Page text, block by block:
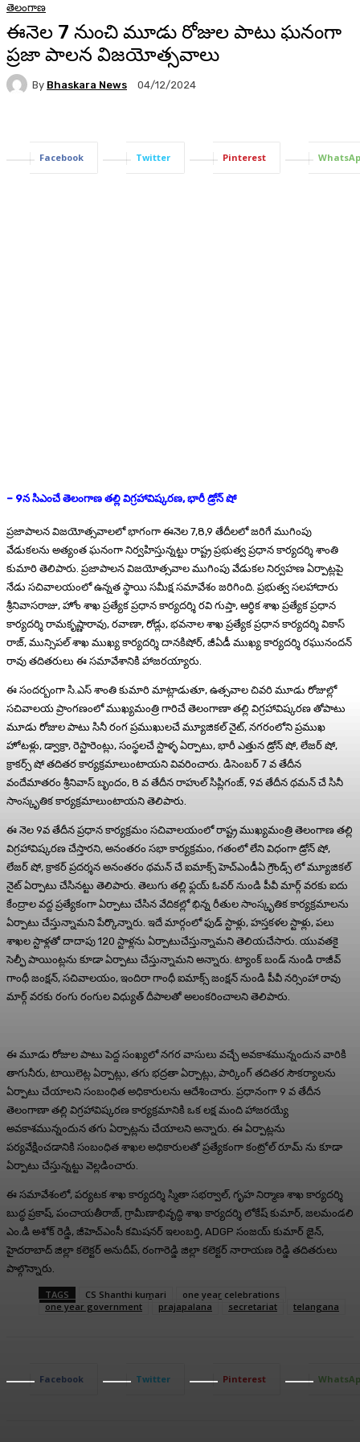
తెలంగాణ
ఈనెల 7 నుంచి మూడు రోజుల పాటు ఘనంగా
ప్రజా పాలన విజయోత్సవాలు
By Bhaskara News 04/12/2024
Facebook Twitter Pinterest
– 9న సిఎంచే తెలంగాణ తల్లి విగ్రహావిష్కరణ, భారీ డ్రోన్ షో
ప్రజాపాలన విజయోత్సవాలలో భాగంగా ఈనెల 7,8,9 తేదీలలో జరిగే ముగింపు
వేడుకలను అత్యంత ఘనంగా నిర్వహిస్తున్నట్టు రాష్ట్ర ప్రభుత్వ ప్రధాన కార్యదర్శి శాంతి
కుమారి తెలిపారు. ప్రజాపాలన విజయోత్సవాల ముగింపు వేడుకల నిర్వహణ ఏర్పాట్లపై
నేడు సచివాలయంలో ఉన్నత స్థాయి సమీక్ష సమావేశం జరిగింది. ప్రభుత్వ సలహాదారు
శ్రీనివాసరాజు, హోం శాఖ ప్రత్యేక ప్రధాన కార్యదర్శి రవి గుప్తా, ఆర్ధిక శాఖ ప్రత్యేక ప్రధాన
కార్యదర్శి రామకృష్ణారావు, రవాణా, రోడ్లు, భవనాల శాఖ ప్రత్యేక ప్రధాన కార్యదర్శి వికాస్
రాజ్, మున్సిపల్ శాఖ ముఖ్య కార్యదర్శి దానకిషోర్, జీఏడీ ముఖ్య కార్యదర్శి రఘునందన్
రావు తదితరులు ఈ సమావేశానికి హాజరయ్యారు.
ఈ సందర్బంగా సి.ఎస్ శాంతి కుమారి మాట్లాడుతూ, ఉత్సవాల చివరి మూడు రోజుల్లో
సచివాలయ ప్రాంగణంలో ముఖ్యమంత్రి గారిచే తెలంగాణా తల్లి విగ్రహావిష్కరణ తోపాటు
మూడు రోజుల పాటు సినీ రంగ ప్రముఖులచే మ్యూజికల్ నైట్, నగరంలోని ప్రముఖ
హోటళ్లు, డ్వాక్రా, రెస్టారెంట్లు, సంస్థలచే స్టాళ్ళ ఏర్పాటు, భారీ ఎత్తున డ్రోన్ షో, లేజర్ షో,
క్రాకర్స్ షో తదితర కార్యక్రమాలుంటాయని వివరించారు. డిసెంబర్ 7 వ తేదీన
వందేమాతరం శ్రీనివాస్ బృందం, 8 వ తేదీన రాహుల్ సిప్లిగంజ్, 9వ తేదీన థమన్ చే సినీ
సాంస్కృతిక కార్యక్రమాలుంటాయని తెలిపారు.
ఈ నెల 9వ తేదీన ప్రధాన కార్యక్రమం సచివాలయంలో రాష్ట్ర ముఖ్యమంత్రి తెలంగాణ తల్లి
విగ్రహావిష్కరణ చేస్తారని, అనంతరం సభా కార్యక్రమం, గతంలో లేని విధంగా డ్రోన్ షో,
లేజర్ షో, క్రాకర్ ప్రదర్శన అనంతరం థమన్ చే ఐమాక్స్ హెచ్ఎండీఏ గ్రౌండ్స్ లో మ్యూజికల్
నైట్ ఏర్పాటు చేసినట్టు తెలిపారు. తెలుగు తల్లి ఫ్లయ్ ఓవర్ నుండి పీవీ మార్గ్ వరకు ఐదు
కేంద్రాల వద్ద ప్రత్యేకంగా ఏర్పాటు చేసిన వేదికల్లో భిన్న రీతుల సాంస్కృతిక కార్యక్రమాలను
ఏర్పాటు చేస్తున్నామని పేర్కొన్నారు. ఇదే మార్గంలో ఫుడ్ స్టాళ్లు, హస్తకళల స్టాళ్లు, పలు
శాఖల స్టాళ్లతో దాదాపు 120 స్టాళ్లను ఏర్పాటుచేస్తున్నామని తెలియచేసారు. యువతకై
సెల్ఫీ పాయింట్లను కూడా ఏర్పాటు చేస్తున్నామని అన్నారు. ట్యాంక్ బండ్ నుండి రాజీవ్
గాంధీ జంక్షన్, సచివాలయం, ఇందిరా గాంధీ ఐమాక్స్ జంక్షన్ నుండి పీవీ నర్సింహా రావు
మార్గ్ వరకు రంగు రంగుల విధ్యుత్ దీపాలతో అలంకరించాలని తెలిపారు.
ఈ మూడు రోజుల పాటు పెద్ద సంఖ్యలో నగర వాసులు వచ్చే అవకాశమున్నందున వారికి
తాగునీరు, టాయిలెట్ల ఏర్పాట్లు, తగు భద్రతా ఏర్పాట్లు, పార్కింగ్ తదితర సౌకర్యాలను
ఏర్పాటు చేయాలని సంబంధిత అధికారులను ఆదేశించారు. ప్రధానంగా 9 వ తేదీన
తెలంగాణా తల్లి విగ్రహావిష్కరణ కార్యక్రమానికి ఒక లక్ష మంది హాజరయ్యే
అవకాశమున్నందున తగు ఏర్పాట్లను చేయాలని అన్నారు. ఈ ఏర్పాట్లను
పర్యవేక్షించడానికి సంబంధిత శాఖల అధికారులతో ప్రత్యేకంగా కంట్రోల్ రూమ్ ను కూడా
ఏర్పాటు చేస్తున్నట్టు వెల్లడించారు.
ఈ సమావేశంలో, పర్యటక శాఖ కార్యదర్శి స్మితా సభర్వాల్, గృహ నిర్మాణ శాఖ కార్యదర్శి
బుద్ధ ప్రకాష్, పంచాయతీరాజ్, గ్రామీణాభివృద్ధి శాఖ కార్యదర్శి లోకేష్ కుమార్, జలమండలి
ఎం.డి అశోక్ రెడ్డి, జీహెచ్‌ఎంసీ కమిషనర్‌ ఇలంబర్తి, ADGP సంజయ్ కుమార్ జైన్,
హైదరాబాద్ జిల్లా కలెక్టర్ అనుదీప్, రంగారెడ్డి జిల్లా కలెక్టర్ నారాయణ రెడ్డి తదితరులు
పాల్గొన్నారు.
TAGS CS Shanthi kumari
one year celebrations
one year government
prajapalana secretariat telangana
Facebook Twitter Pinterest